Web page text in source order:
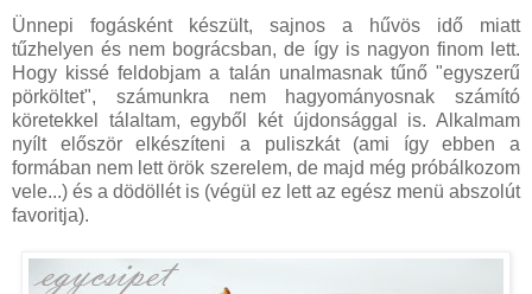
Ünnepi fogásként készült, sajnos a hűvös idő miatt
tűzhelyen és nem bográcsban, de így is nagyon finom lett.
Hogy kissé feldobjam a talán unalmasnak tűnő "egyszerű
pörköltet", számunkra nem hagyományosnak számító
köretekkel tálaltam, egyből két újdonsággal is. Alkalmam
nyílt először elkészíteni a puliszkát (ami így ebben a
formában nem lett örök szerelem, de majd még próbálkozom
vele...) és a dödöllét is (végül ez lett az egész menü abszolút
favoritja).